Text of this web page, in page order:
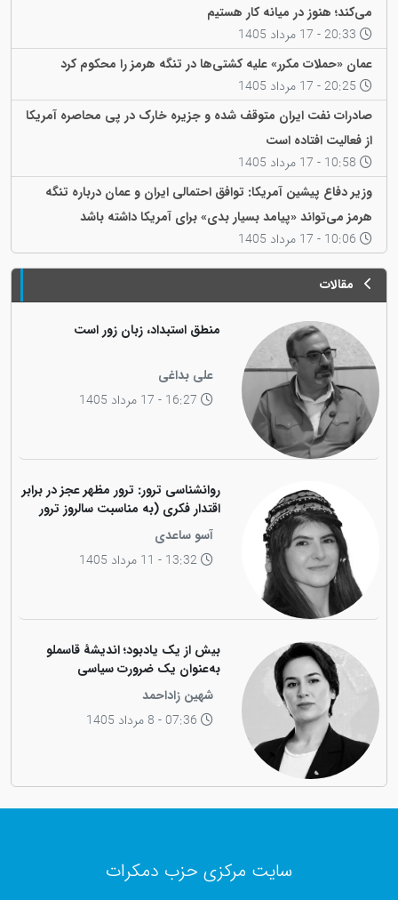
می‌کند؛ هنوز در میانه کار هستیم
عمان «حملات مکرر» علیه کشتی‌ها در تنگه هرمز را محکوم کرد
صادرات نفت ایران متوقف شده و جزیره خارک در پی محاصره آمریکا
از فعالیت افتاده است
وزیر دفاع پیشین آمریکا: توافق احتمالی ایران و عمان درباره تنگه
هرمز می‌تواند «پیامد بسیار بدی» برای آمریکا داشته باشد
مقالات
منطق استبداد، زبان زور است
علی بداغی
روانشناسی ترور: ترور مظهر عجز در برابر
اقتدار فکری (به مناسبت سالروز ترور
فیزیکی رهبر کاریزماتیک ملت کورد،
دکتر عبدالرحمان قاسملو)
آسو ساعدی
13:32 - 11 مرداد 1405
بیش از یک یادبود؛ اندیشهٔ قاسملو
به‌عنوان یک ضرورت سیاسی
شهین زاداحمد
سایت مرکزی حزب دمکرات